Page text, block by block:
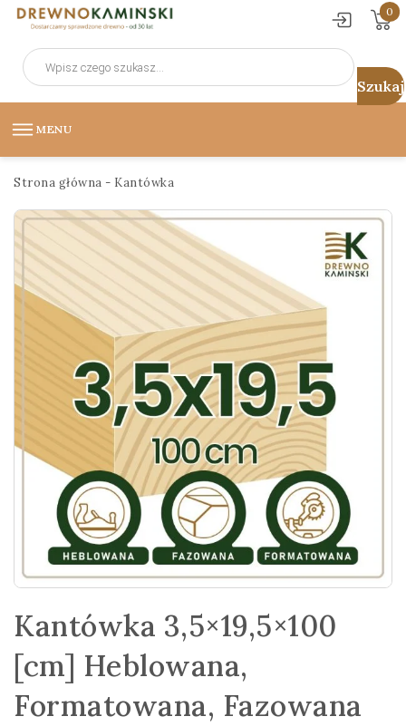
0
Wyszukiwarka
produktów
MENU
Strona główna - Kantówka
Kantówka 3,5×19,5×100
[cm] Heblowana,
Formatowana, Fazowana